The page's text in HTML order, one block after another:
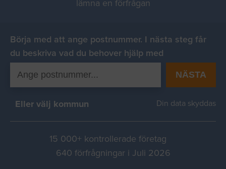
lämna en förfrågan
Börja med att ange postnummer. I nästa steg får
du beskriva vad du behover hjälp med
NÄSTA
Eller välj kommun Din data skyddas
15 000+ kontrollerade företag
640 förfrågningar i Juli 2026